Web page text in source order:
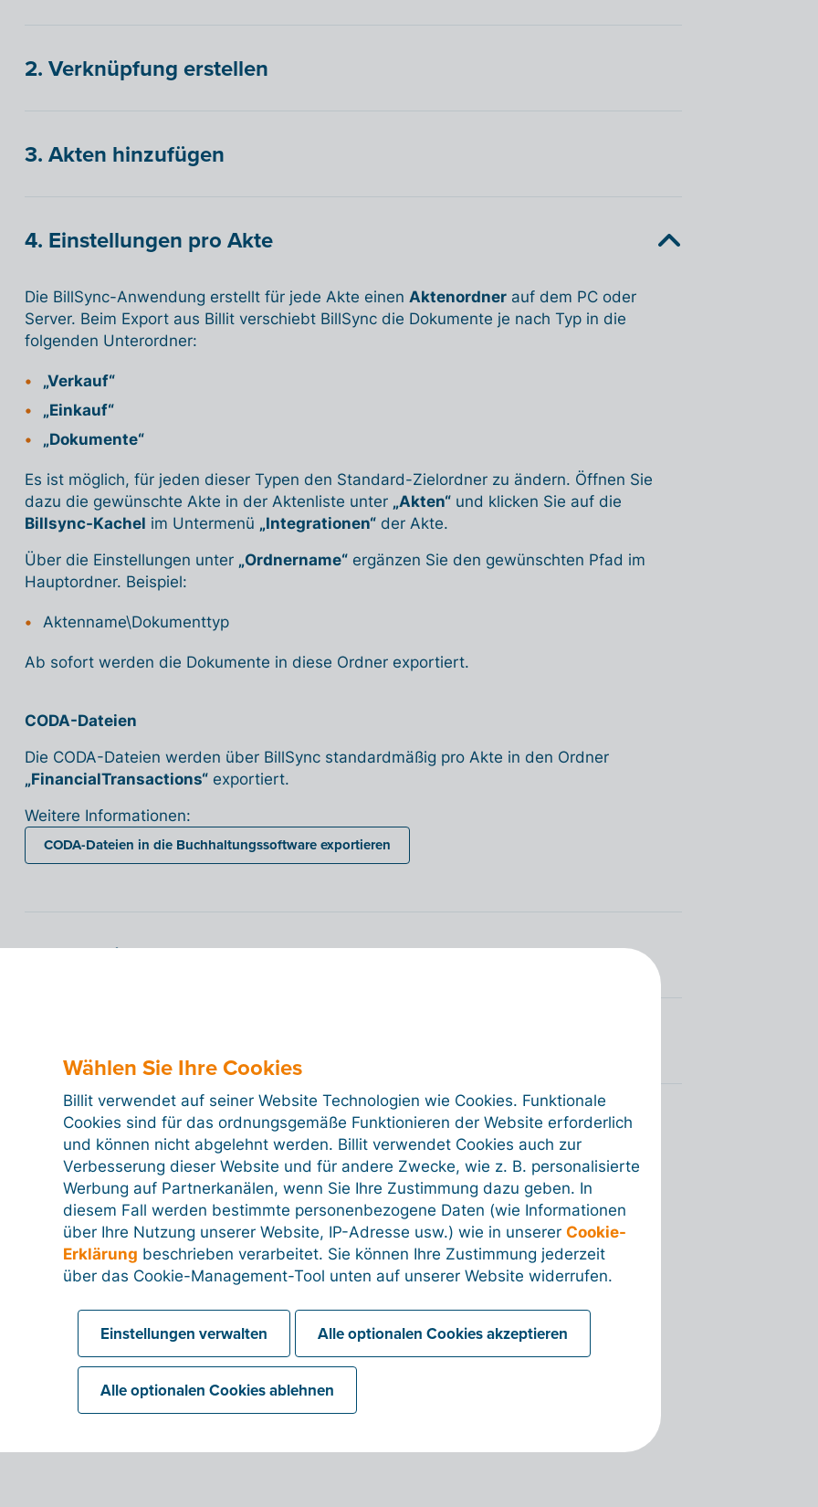
2. Verknüpfung erstellen
3. Akten hinzufügen
4. Einstellungen pro Akte
Die BillSync-Anwendung erstellt für jede Akte einen Aktenordnerauf dem PC oder
Server. Beim Export aus Billit verschiebt BillSync die Dokumente je nach Typ in die
folgenden Unterordner:
„Verkauf“
„Einkauf“
„Dokumente“
Es ist möglich, für jeden dieser Typen den Standard-Zielordner zu ändern. Öffnen Sie
dazu die gewünschte Akte in der Aktenliste unter „Akten“und klicken Sie auf die
Billsync-Kachel im Untermenü „Integrationen“der Akte.
Über die Einstellungen unter „Ordnername“ergänzen Sie den gewünschten Pfad im
Hauptordner. Beispiel:
Aktenname\Dokumenttyp
Ab sofort werden die Dokumente in diese Ordner exportiert.
CODA-Dateien
Die CODA-Dateien werden über BillSync standardmäßig pro Akte in den Ordner
„FinancialTransactions“exportiert.
Weitere Informationen:
CODA-Dateien in die Buchhaltungssoftware exportieren
5. Exportieren
Wählen Sie Ihre Cookies
Billit verwendet auf seiner Website Technologien wie Cookies. Funktionale
Cookies sind für das ordnungsgemäße Funktionieren der Website erforderlich
und können nicht abgelehnt werden. Billit verwendet Cookies auch zur
Verbesserung dieser Website und für andere Zwecke, wie z. B. personalisierte
Werbung auf Partnerkanälen, wenn Sie Ihre Zustimmung dazu geben. In
diesem Fall werden bestimmte personenbezogene Daten (wie Informationen
über Ihre Nutzung unserer Website, IP-Adresse usw.) wie in unsererCookie-
Erklärung beschrieben verarbeitet. Sie können Ihre Zustimmung jederzeit
über das Cookie-Management-Tool unten auf unserer Website widerrufen.
Einstellungen verwalten Alle optionalen Cookies akzeptieren
Alle optionalen Cookies ablehnen